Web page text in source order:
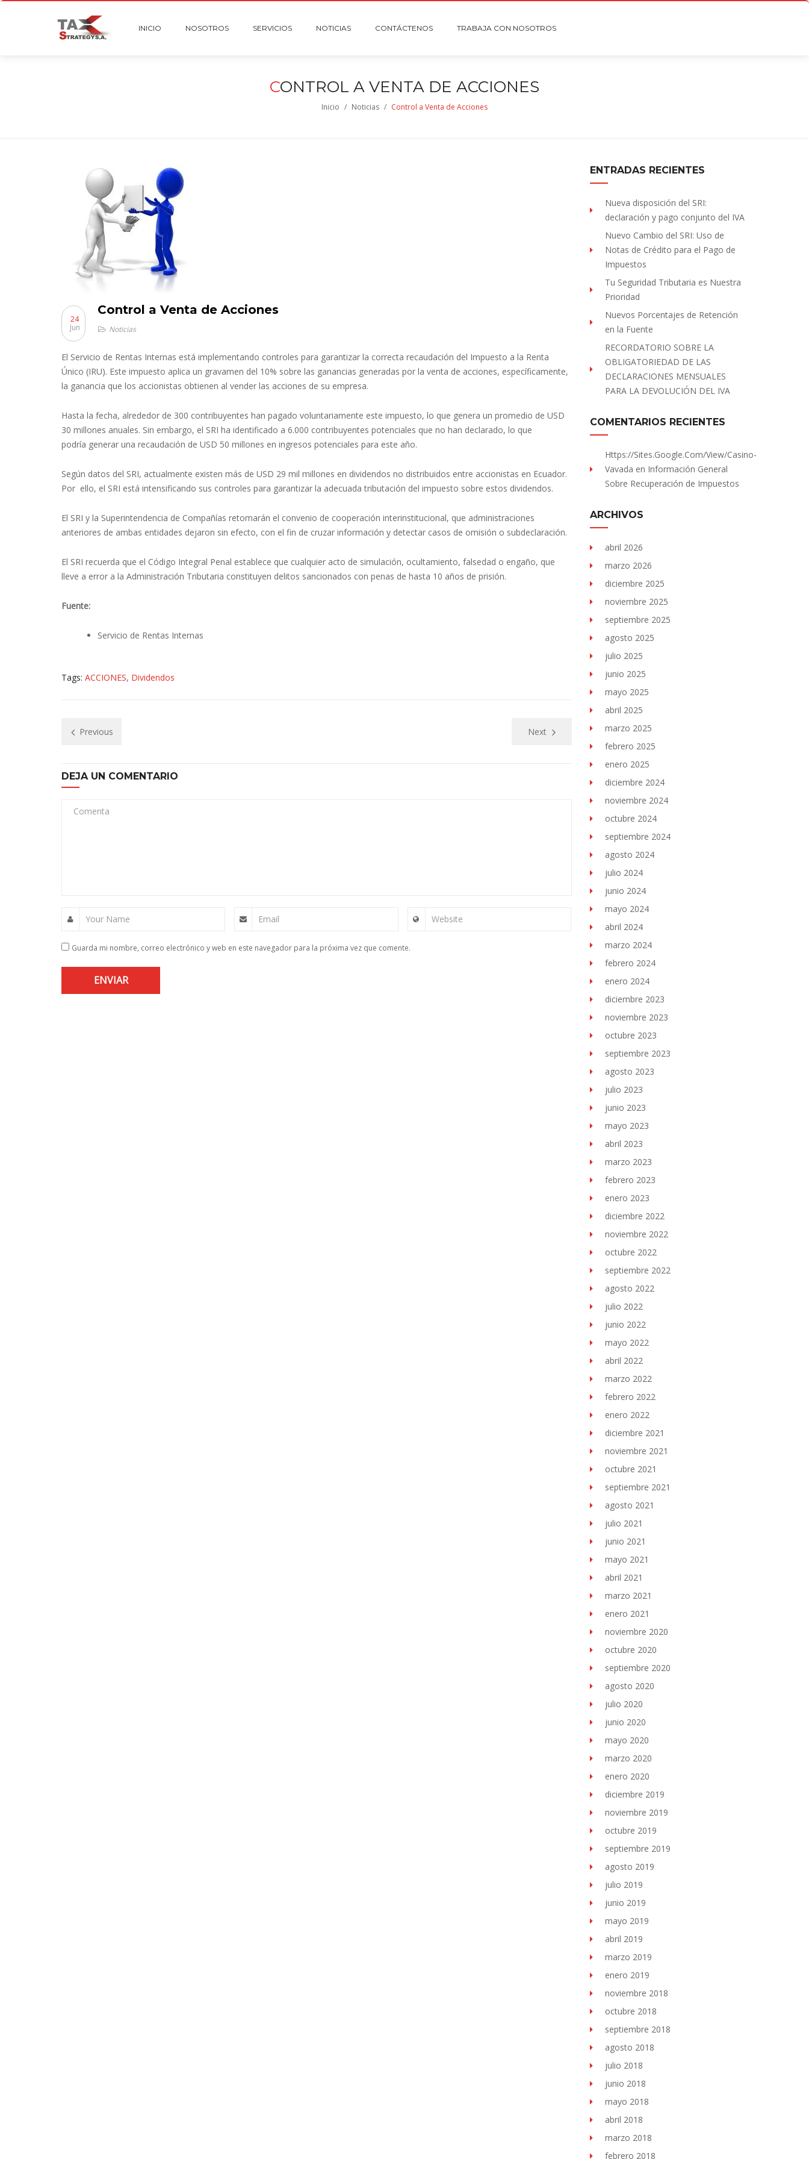
INICIO NOSOTROS SERVICIOS NOTICIAS CONTÁCTENOS TRABAJA CON NOSOTROS
CONTROL A VENTA DE ACCIONES
Inicio / Noticias / Control a Venta de Acciones
Control a Venta de Acciones
24
Jun
Noticias
El Servicio de Rentas Internas está implementando controles para garantizar la correcta recaudación del Impuesto a la Renta
Único (IRU). Este impuesto aplica un gravamen del 10% sobre las ganancias generadas por la venta de acciones, específicamente,
la ganancia que los accionistas obtienen al vender las acciones de su empresa.
Hasta la fecha, alrededor de 300 contribuyentes han pagado voluntariamente este impuesto, lo que genera un promedio de USD
30 millones anuales. Sin embargo, el SRI ha identificado a 6.000 contribuyentes potenciales que no han declarado, lo que
podría generar una recaudación de USD 50 millones en ingresos potenciales para este año.
Según datos del SRI, actualmente existen más de USD 29 mil millones en dividendos no distribuidos entre accionistas en Ecuador.
Por ello, el SRI está intensificando sus controles para garantizar la adecuada tributación del impuesto sobre estos dividendos.
El SRI y la Superintendencia de Compañías retomarán el convenio de cooperación interinstitucional, que administraciones
anteriores de ambas entidades dejaron sin efecto, con el fin de cruzar información y detectar casos de omisión o subdeclaración.
El SRI recuerda que el Código Integral Penal establece que cualquier acto de simulación, ocultamiento, falsedad o engaño, que
lleve a error a la Administración Tributaria constituyen delitos sancionados con penas de hasta 10 años de prisión.
Fuente:
Servicio de Rentas Internas
Tags: ACCIONES, Dividendos
Previous Next
DEJA UN COMENTARIO
Comenta
Your Name Email Website
Guarda mi nombre, correo electrónico y web en este navegador para la próxima vez que comente.
ENTRADAS RECIENTES
Nueva disposición del SRI:
declaración y pago conjunto del IVA
Nuevo Cambio del SRI: Uso de
Notas de Crédito para el Pago de
Impuestos
Tu Seguridad Tributaria es Nuestra
Prioridad
Nuevos Porcentajes de Retención
en la Fuente
RECORDATORIO SOBRE LA
OBLIGATORIEDAD DE LAS
DECLARACIONES MENSUALES
PARA LA DEVOLUCIÓN DEL IVA
COMENTARIOS RECIENTES
Https://sites.Google.com/view/Casino-
Vavada en Información General
Sobre Recuperación de Impuestos
ARCHIVOS
abril 2026
marzo 2026
diciembre 2025
noviembre 2025
septiembre 2025
agosto 2025
julio 2025
junio 2025
mayo 2025
abril 2025
marzo 2025
febrero 2025
enero 2025
diciembre 2024
noviembre 2024
octubre 2024
septiembre 2024
agosto 2024
julio 2024
junio 2024
mayo 2024
abril 2024
marzo 2024
febrero 2024
enero 2024
diciembre 2023
noviembre 2023
octubre 2023
septiembre 2023
agosto 2023
julio 2023
junio 2023
mayo 2023
abril 2023
marzo 2023
febrero 2023
enero 2023
diciembre 2022
noviembre 2022
octubre 2022
septiembre 2022
agosto 2022
julio 2022
junio 2022
mayo 2022
abril 2022
marzo 2022
febrero 2022
enero 2022
diciembre 2021
noviembre 2021
octubre 2021
septiembre 2021
agosto 2021
julio 2021
junio 2021
mayo 2021
abril 2021
marzo 2021
enero 2021
noviembre 2020
octubre 2020
septiembre 2020
agosto 2020
julio 2020
junio 2020
mayo 2020
marzo 2020
enero 2020
diciembre 2019
noviembre 2019
octubre 2019
septiembre 2019
agosto 2019
julio 2019
junio 2019
mayo 2019
abril 2019
marzo 2019
enero 2019
noviembre 2018
octubre 2018
septiembre 2018
agosto 2018
julio 2018
junio 2018
mayo 2018
abril 2018
marzo 2018
febrero 2018